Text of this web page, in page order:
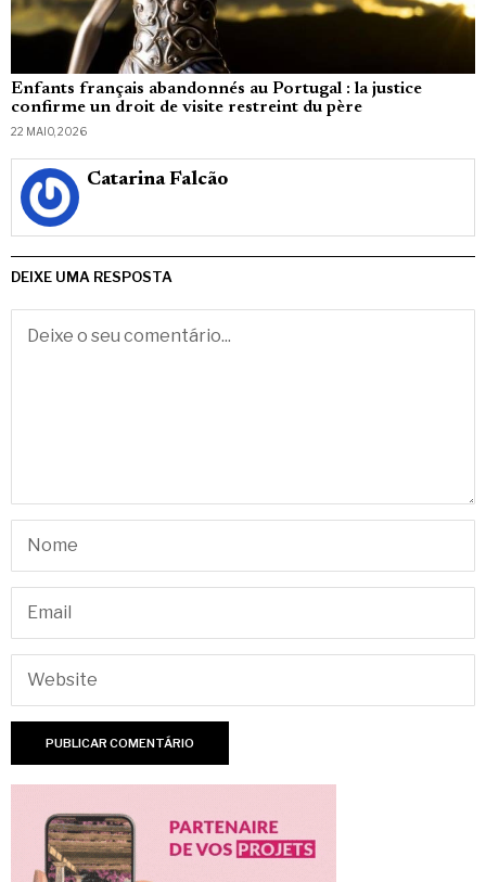
Enfants français abandonnés au Portugal : la justice
confirme un droit de visite restreint du père
22 MAIO, 2026
Catarina Falcão
DEIXE UMA RESPOSTA